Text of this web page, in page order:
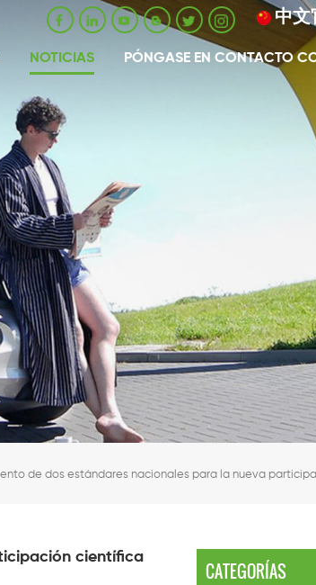
中文
NOTICIAS PÓNGASE EN CONTACTO
de dos estándares nacionales para la nueva
CATEGORÍAS
científica